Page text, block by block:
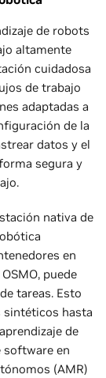
de robots
altamente
cuidadosa
de trabajo
adaptadas a
de la
datos y el
segura y
nativa de
en
puede
tareas. Esto
sintéticos hasta
de
software en
(AMR)